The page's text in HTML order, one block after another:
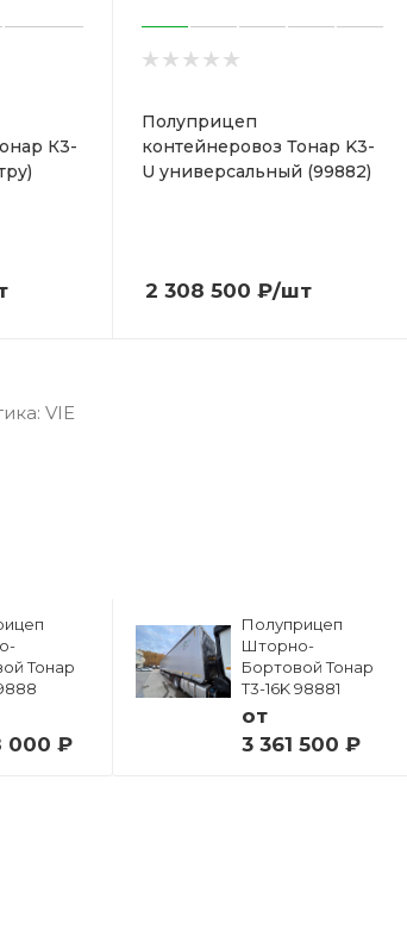
К3-
Полуприцеп
контейнеровоз Тонар K3-
U универсальный (99882)
2 308 500 ₽/шт
VIE
Тонар
000 ₽
Полуприцеп
Шторно-
Бортовой Тонар
Т3-16K 98881
от
3 361 500 ₽